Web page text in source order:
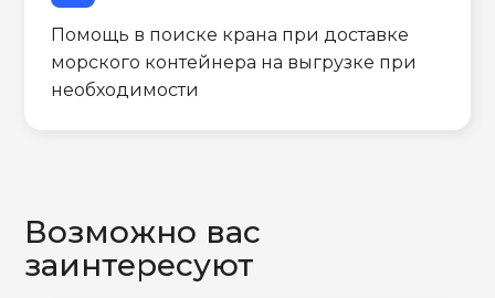
Помощь в поиске крана при доставке
морского контейнера на выгрузке при
необходимости
Возможно вас
заинтересуют